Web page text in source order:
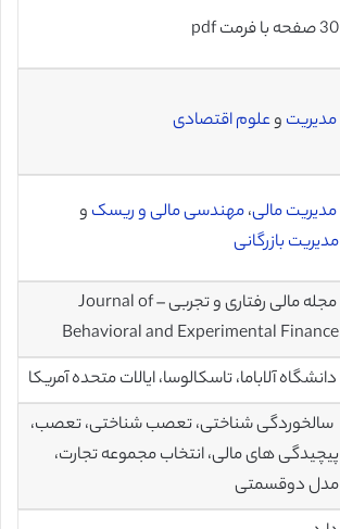
30 صفحه با فرمت pdf
مدیریت وعلوم اقتصادی
مدیریت مالی،مهندسی مالی و ریسک و
مدیریت بازرگانی
مجله مالی رفتاری و تجربی – Journal of
Behavioral and Experimental Finance
دانشگاه آلاباما، تاسکالوسا، ایالات متحده آمریکا
سالخوردگی شناختی، تعصب شناختی، تعصب،
پیچیدگی های مالی، انتخاب مجموعه تجارت،
مدل دوقسمتی